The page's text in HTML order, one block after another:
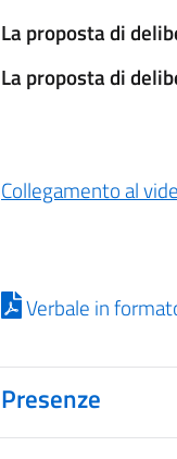
La proposta di
La proposta di
Collegamento al
Verbale in
Presenze